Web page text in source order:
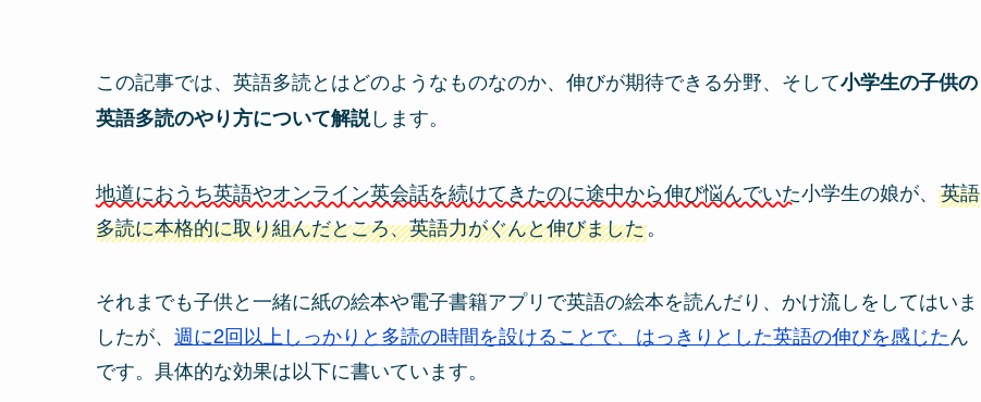
この記事では、英語多読とはどのようなものなのか、伸びが期待できる分野、そして小学生の子供の
英語多読のやり方について解説します。
地道におうち英語やオンライン英会話を続けてきたのに途中から伸び悩んでいた小学生の娘が、 英語
多読に本格的に取り組んだところ、英語力がぐんと伸びました。
それまでも子供と一緒に紙の絵本や電子書籍アプリで英語の絵本を読んだり、かけ流しをしてはいま
したが、 週に2回以上しっかりと多読の時間を設けることで、はっきりとした英語の伸びを感じたん
です。具体的な効果は以下に書いています。